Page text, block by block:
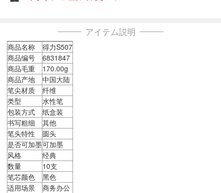
アイテム説明
商品名称
得力S507
商品编号
6831847
商品毛重
170.00g
商品产地
中国大陆
笔尖材质
纤维
类型
水性笔
包装方式
纸盒装
书写粗细
其他
笔头特性
圆头
是否可加墨可加墨
风格
经典
数量
10支
笔芯颜色
黑色
适用场景
商务办公